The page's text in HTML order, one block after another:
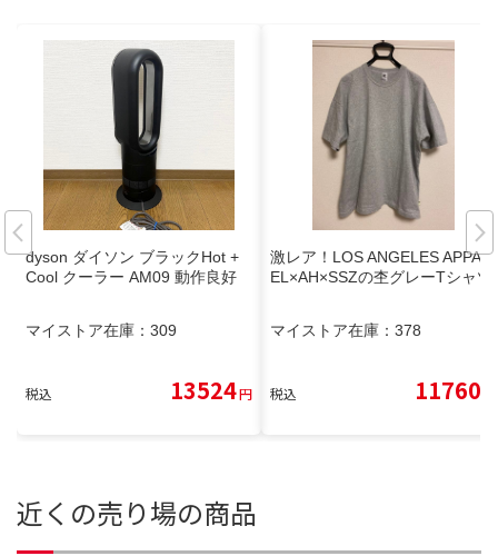
dyson ダイソン ブラックHot +
Cool クーラー AM09 動作良好
マイストア在庫： 309
税込 13524円
激レア！LOS ANGELES APPAR
EL×AH×SSZの杢グレーTシャツ
マイストア在庫： 378
税込 11760
近くの売り場の商品